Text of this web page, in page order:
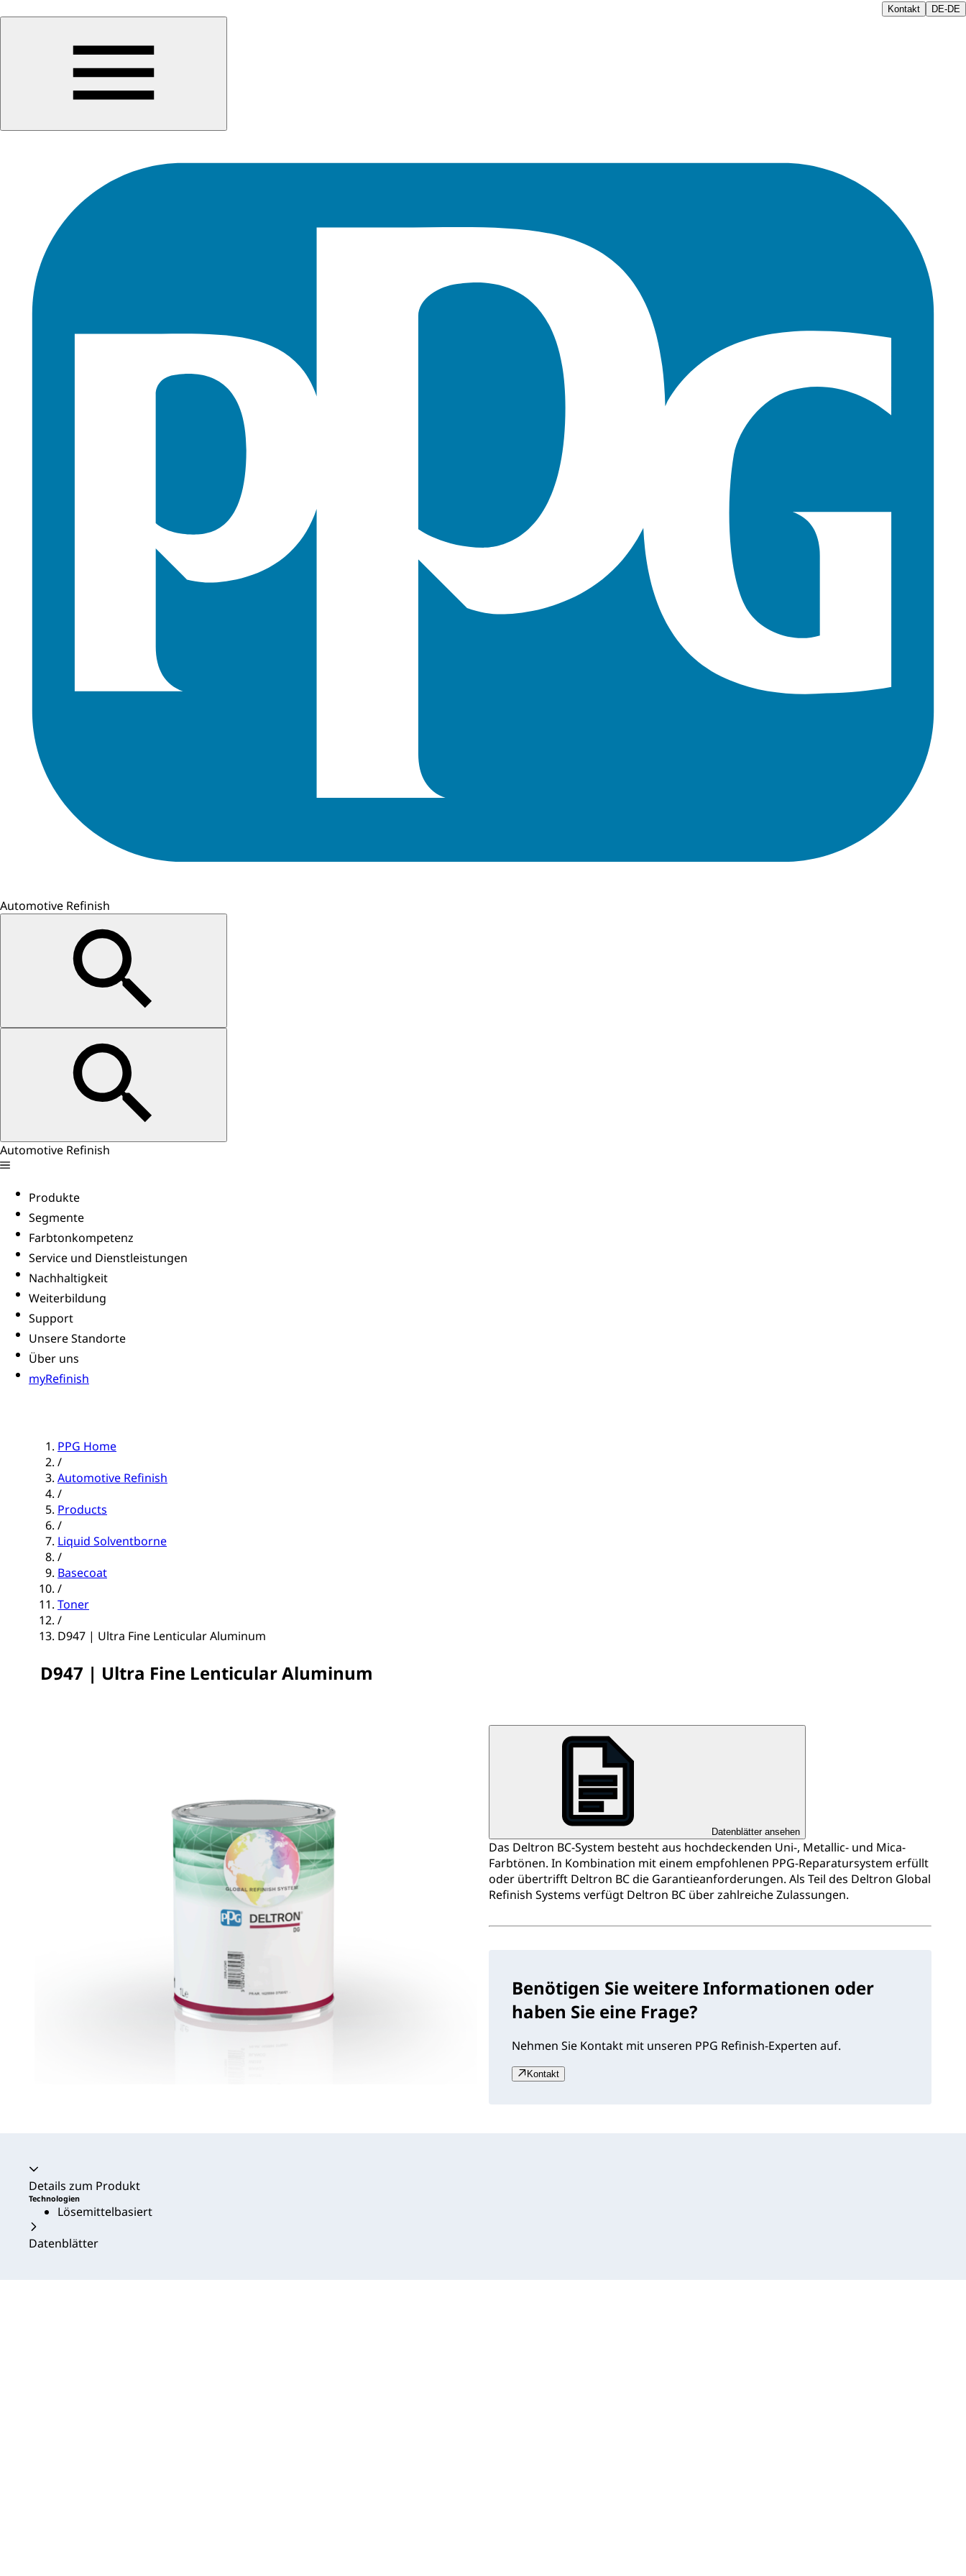
Kontakt DE-DE
Automotive Refinish
Automotive Refinish
Produkte
Segmente
Farbtonkompetenz
Service und Dienstleistungen
Nachhaltigkeit
Weiterbildung
Support
Unsere Standorte
Über uns
myRefinish
PPG Home
/
Automotive Refinish
/
Products
/
Liquid Solventborne
/
Basecoat
/
Toner
/
D947 | Ultra Fine Lenticular Aluminum
D947 | Ultra Fine Lenticular Aluminum
Datenblätter ansehen
Das Deltron BC-System besteht aus hochdeckenden Uni-, Metallic- und Mica-
Farbtönen. In Kombination mit einem empfohlenen PPG-Reparatursystem erfüllt
oder übertrifft Deltron BC die Garantieanforderungen. Als Teil des Deltron Global
Refinish Systems verfügt Deltron BC über zahlreiche Zulassungen.
Benötigen Sie weitere Informationen oder
haben Sie eine Frage?
Nehmen Sie Kontakt mit unseren PPG Refinish-Experten auf.
Kontakt
Akkordeon zusammengeklappt
Details zum Produkt
Technologien
Lösemittelbasiert
Datenblätter